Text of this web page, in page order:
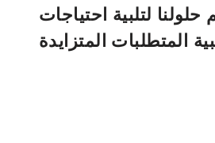
لتلبية احتياجات